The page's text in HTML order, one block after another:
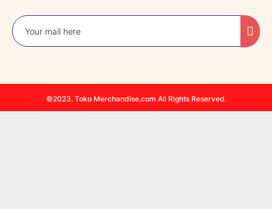
©2023. Toko Merchandise.com All Rights Reserved.